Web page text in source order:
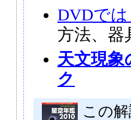
DVDで
方法、器
天文現
ク
この